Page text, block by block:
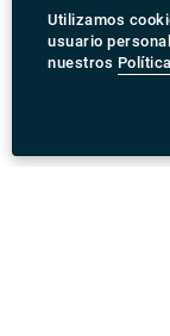
Utilizamos
usuario
nuestros